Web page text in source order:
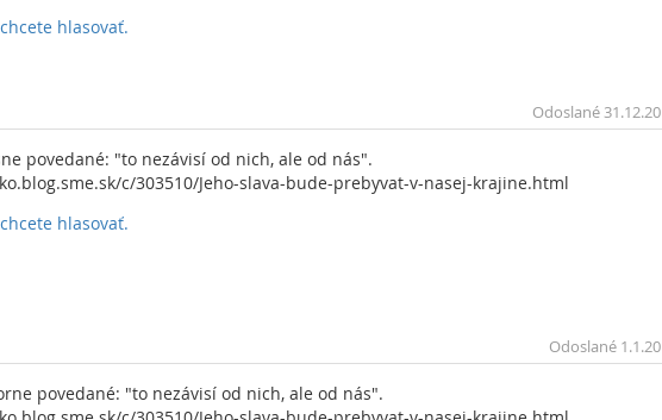
hlasovať.
Odoslané
povedané: "to nezávisí od nich, ale od nás".
c/303510/Jeho-slava-bude-prebyvat-v-nasej-kra­jine.html
hlasovať.
Odoslané
povedané: "to nezávisí od nich, ale od nás".